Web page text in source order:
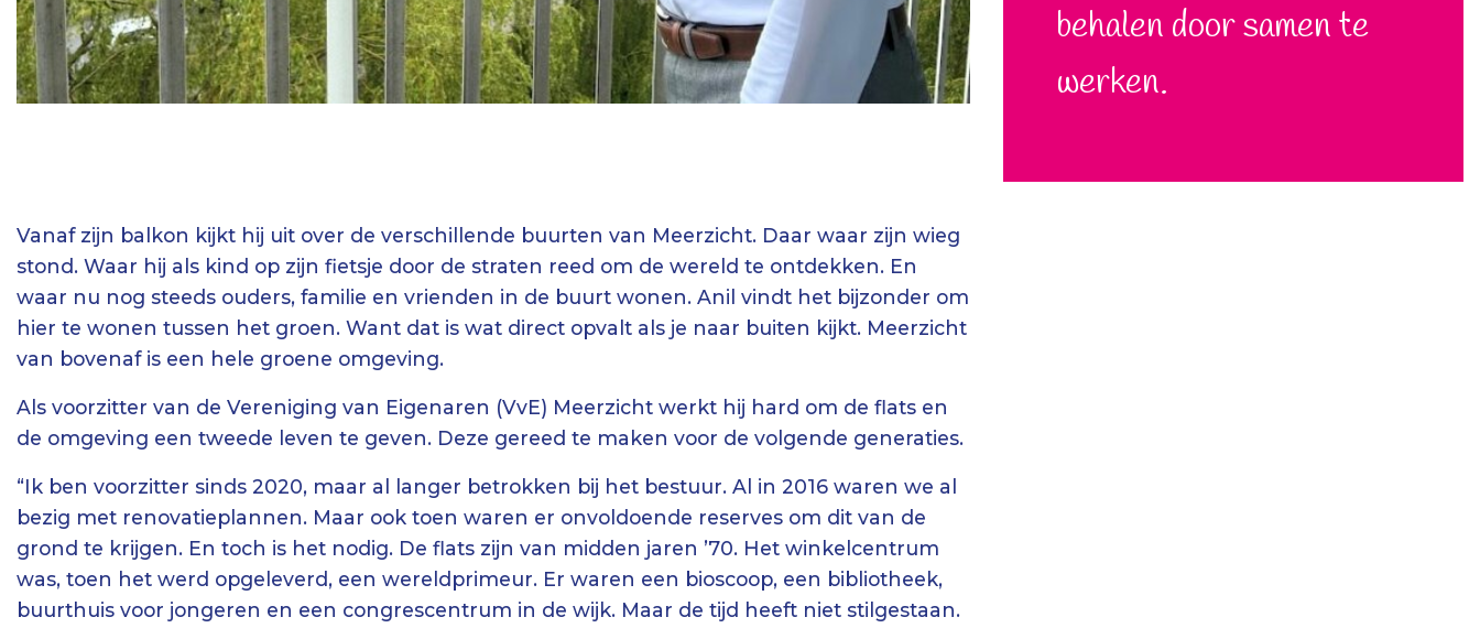
behalen door samen te
werken.
Vanaf zijn balkon kijkt hij uit over de verschillende buurten van Meerzicht. Daar waar zijn wieg
stond. Waar hij als kind op zijn fietsje door de straten reed om de wereld te ontdekken. En
waar nu nog steeds ouders, familie en vrienden in de buurt wonen. Anil vindt het bijzonder om
hier te wonen tussen het groen. Want dat is wat direct opvalt als je naar buiten kijkt. Meerzicht
van bovenaf is een hele groene omgeving.
Als voorzitter van de Vereniging van Eigenaren (VvE) Meerzicht werkt hij hard om de flats en
de omgeving een tweede leven te geven. Deze gereed te maken voor de volgende generaties.
“Ik ben voorzitter sinds 2020, maar al langer betrokken bij het bestuur. Al in 2016 waren we al
bezig met renovatieplannen. Maar ook toen waren er onvoldoende reserves om dit van de
grond te krijgen. En toch is het nodig. De flats zijn van midden jaren ’70. Het winkelcentrum
was, toen het werd opgeleverd, een wereldprimeur. Er waren een bioscoop, een bibliotheek,
buurthuis voor jongeren en een congrescentrum in de wijk. Maar de tijd heeft niet stilgestaan.